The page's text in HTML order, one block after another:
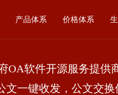
产品体系 价格体系
软件开源服务提供商
文一键收发，公文交